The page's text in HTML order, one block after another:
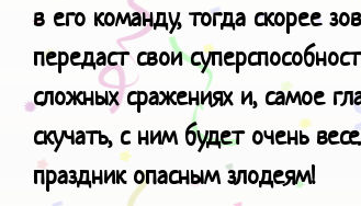
в его команду, тогда скорее
передаст свои
сложных сражениях и, самое
скучать, с ним будет очень
праздник опасным злодеям!